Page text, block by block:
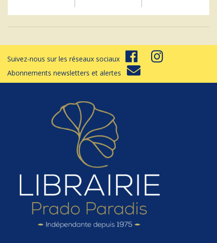
Suivez-nous sur les réseaux sociaux
Abonnements newsletters et alertes